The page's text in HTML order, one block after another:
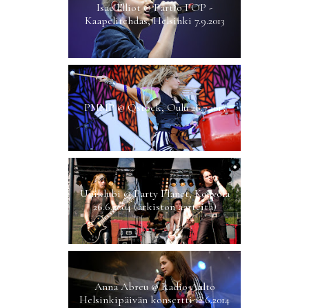
Isac Elliot @ Partio POP -
Kaapelitehdas, Helsinki 7.9.2013
PMMP @ Qstock, Oulu 26.7.2013
Uniklubi @ Party Planet, Kouvola
26.6.2004 (arkiston aarteita)
Anna Abreu @ Radio Aalto
Helsinkipäivän konsertti 12.6.2014